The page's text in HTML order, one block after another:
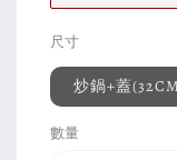
尺寸
炒鍋+蓋
數量